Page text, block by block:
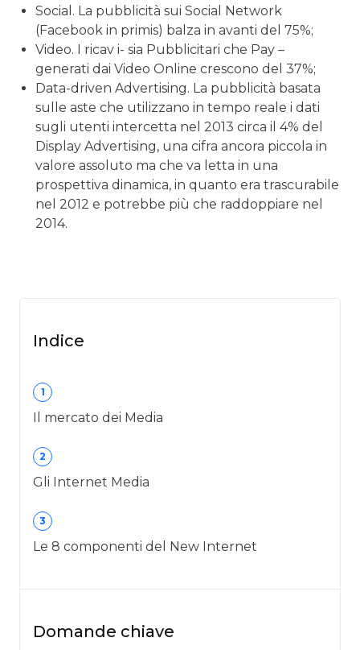
Social. La pubblicità sui Social Network
(Facebook in primis) balza in avanti del 75%;
Video. I ricav i- sia Pubblicitari che Pay –
generati dai Video Online crescono del 37%;
Data-driven Advertising. La pubblicità basata
sulle aste che utilizzano in tempo reale i dati
sugli utenti intercetta nel 2013 circa il 4% del
Display Advertising, una cifra ancora piccola in
valore assoluto ma che va letta in una
prospettiva dinamica, in quanto era trascurabile
nel 2012 e potrebbe più che raddoppiare nel
2014.
Indice
1
Il mercato dei Media
2
Gli Internet Media
3
Le 8 componenti del New Internet
Domande chiave